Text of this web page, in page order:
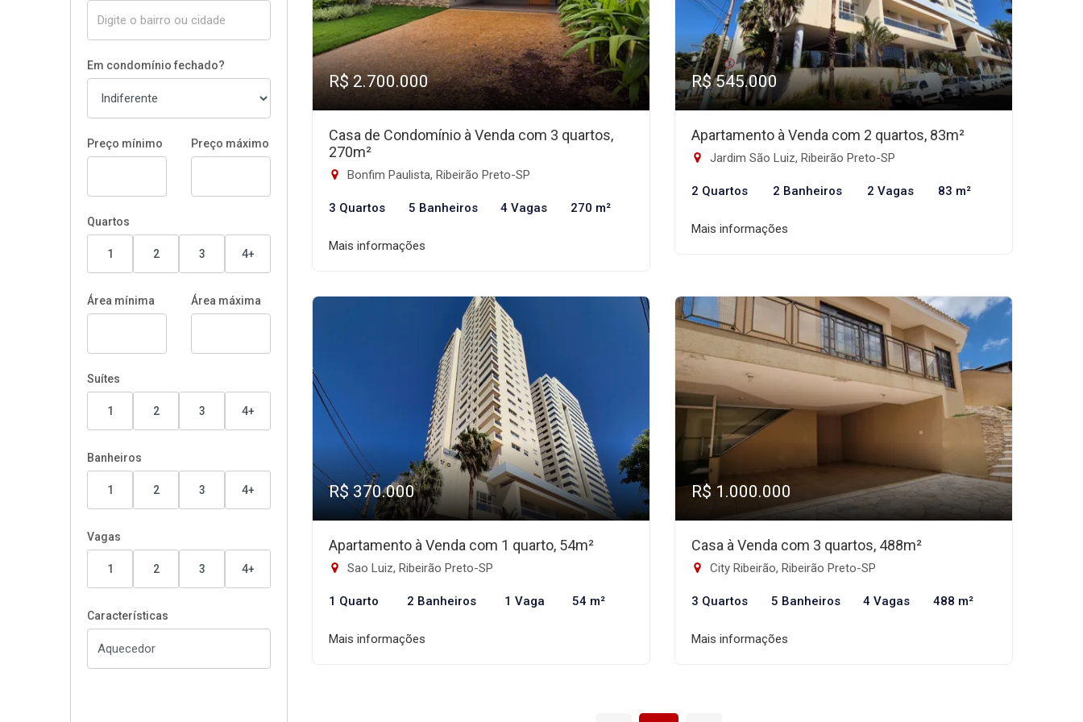
Em condomínio fechado?
Preço mínimo Preço máximo
Quartos
1 2 3 4+
Área mínima Área máxima
Suítes
1 2 3 4+
Banheiros
1 2 3 4+
Vagas
1 2 3 4+
Características
R$ 2.700.000
Casa de Condomínio à Venda com 3 quartos,
270m²
Bonfim Paulista, Ribeirão Preto-SP
3 Quartos 5 Banheiros 4 Vagas 270 m²
Mais informações
R$ 545.000
Apartamento à Venda com 2 quartos, 83m²
Jardim São Luiz, Ribeirão Preto-SP
2 Quartos 2 Banheiros 2 Vagas 83 m²
Mais informações
R$ 370.000
Apartamento à Venda com 1 quarto, 54m²
Sao Luiz, Ribeirão Preto-SP
1 Quarto 2 Banheiros 1 Vaga 54 m²
Mais informações
R$ 1.000.000
Casa à Venda com 3 quartos, 488m²
City Ribeirão, Ribeirão Preto-SP
3 Quartos 5 Banheiros 4 Vagas 488 m²
Mais informações